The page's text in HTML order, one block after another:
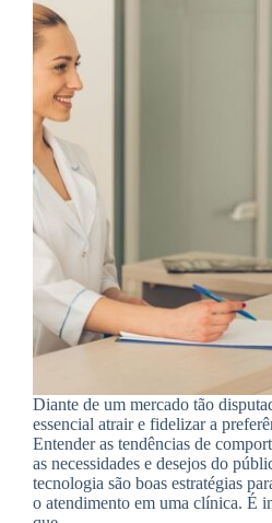
Diante de um mercado tão
essencial atrair e fidelizar a
Entender as tendências de
as necessidades e desejos do
tecnologia são boas estratégias
o atendimento em uma clínica. É